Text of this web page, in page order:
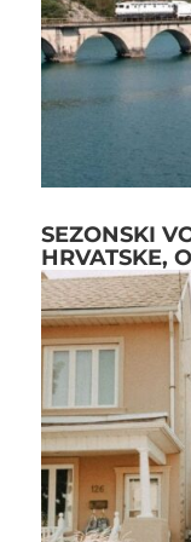
SEZONSKI
HRVATSKE,